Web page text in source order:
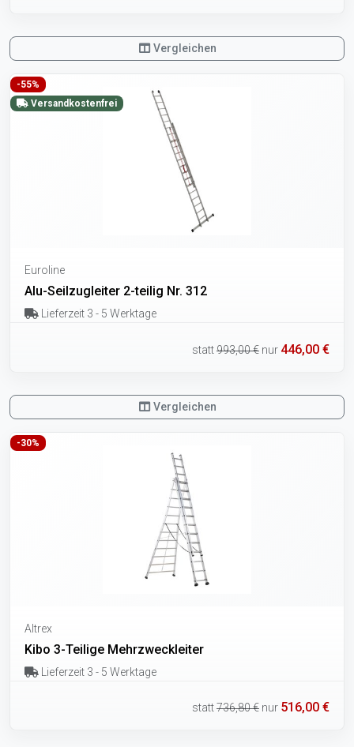
Vergleichen
-55%
Versandkostenfrei
Euroline
Alu-Seilzugleiter 2-teilig Nr. 312
Lieferzeit 3 - 5 Werktage
statt993,00 € nur 446,00 €
Vergleichen
-30%
Altrex
Kibo 3-Teilige Mehrzweckleiter
Lieferzeit 3 - 5 Werktage
statt736,80 € nur 516,00 €